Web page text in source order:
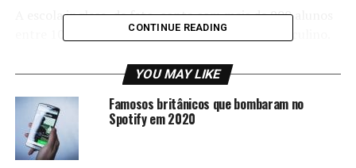
A escola inglesa, de fato, conta com mais de 900 alunos
entre 10 e 18 anos, somente alunos do sexo masculino.
alunos, personalidades mundialmente conhecidas em
todo o planeta, como o ator Daniel Radcliffe, o eterno
Harry Potter.
St Paul’s School
CONTINUE READING
YOU MAY LIKE
Famosos britânicos que bombaram no
Spotify em 2020